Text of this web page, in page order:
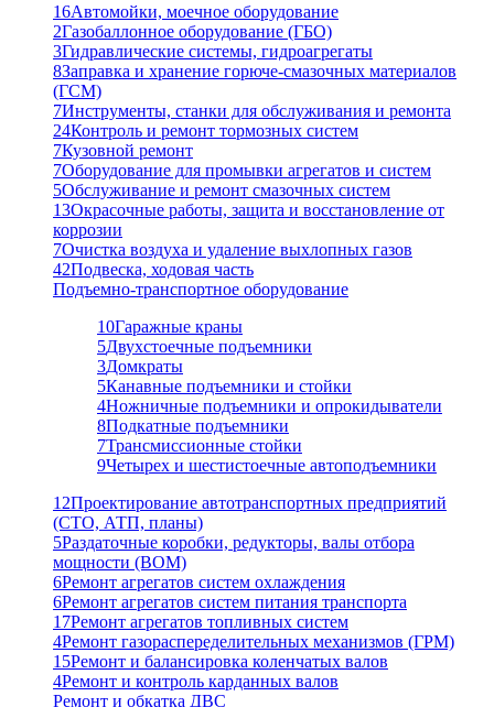
16Автомойки, моечное оборудование
2Газобаллонное оборудование (ГБО)
3Гидравлические системы, гидроагрегаты
8Заправка и хранение горюче-смазочных материалов
(ГСМ)
7Инструменты, станки для обслуживания и ремонта
24Контроль и ремонт тормозных систем
7Кузовной ремонт
7Оборудование для промывки агрегатов и систем
5Обслуживание и ремонт смазочных систем
13Окрасочные работы, защита и восстановление от
коррозии
7Очистка воздуха и удаление выхлопных газов
42Подвеска, ходовая часть
Подъемно-транспортное оборудование
10Гаражные краны
5Двухстоечные подъемники
3Домкраты
5Канавные подъемники и стойки
4Ножничные подъемники и опрокидыватели
8Подкатные подъемники
7Трансмиссионные стойки
9Четырех и шестистоечные автоподъемники
12Проектирование автотранспортных предприятий
(СТО, АТП, планы)
5Раздаточные коробки, редукторы, валы отбора
мощности (ВОМ)
6Ремонт агрегатов систем охлаждения
6Ремонт агрегатов систем питания транспорта
17Ремонт агрегатов топливных систем
4Ремонт газораспеределительных механизмов (ГРМ)
15Ремонт и балансировка коленчатых валов
4Ремонт и контроль карданных валов
Ремонт и обкатка ДВС